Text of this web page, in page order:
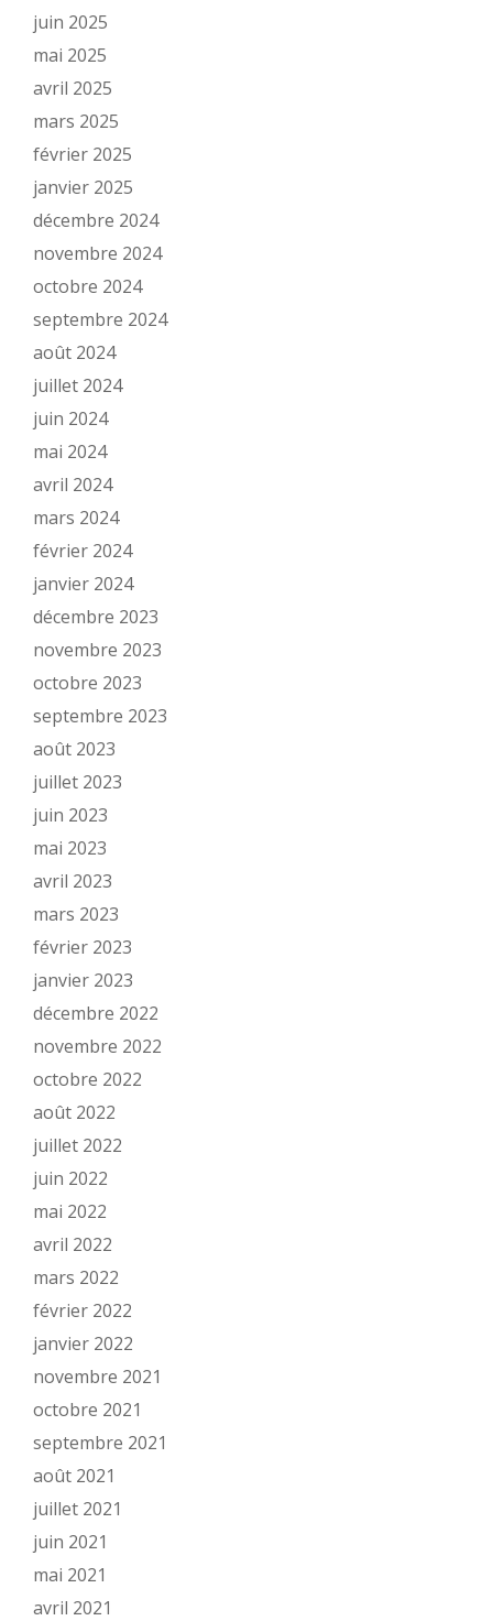
juin 2025
mai 2025
avril 2025
mars 2025
février 2025
janvier 2025
décembre 2024
novembre 2024
octobre 2024
septembre 2024
août 2024
juillet 2024
juin 2024
mai 2024
avril 2024
mars 2024
février 2024
janvier 2024
décembre 2023
novembre 2023
octobre 2023
septembre 2023
août 2023
juillet 2023
juin 2023
mai 2023
avril 2023
mars 2023
février 2023
janvier 2023
décembre 2022
novembre 2022
octobre 2022
août 2022
juillet 2022
juin 2022
mai 2022
avril 2022
mars 2022
février 2022
janvier 2022
novembre 2021
octobre 2021
septembre 2021
août 2021
juillet 2021
juin 2021
mai 2021
avril 2021